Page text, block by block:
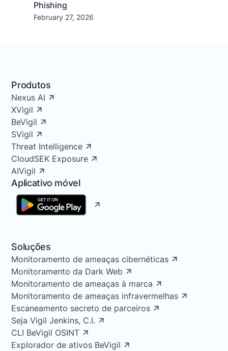
Phishing
February 27, 2026
Produtos
Nexus AI
XVigil
BeVigil
SVigil
Threat Intelligence
CloudSEK Exposure
AIVigil
Aplicativo móvel
Soluções
Monitoramento de ameaças cibernéticas
Monitoramento da Dark Web
Monitoramento de ameaças à marca
Monitoramento de ameaças infravermelhas
Escaneamento secreto de parceiros
Seja Vigil Jenkins, C.I.
CLI BeVigil OSINT
Explorador de ativos BeVigil